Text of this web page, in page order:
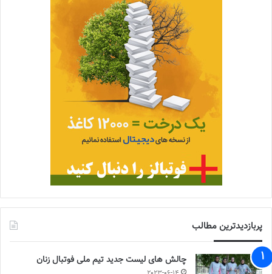
پربازدیدترین مطالب
چالش هاى ليست جدید تيم ملى فوتبال زنان